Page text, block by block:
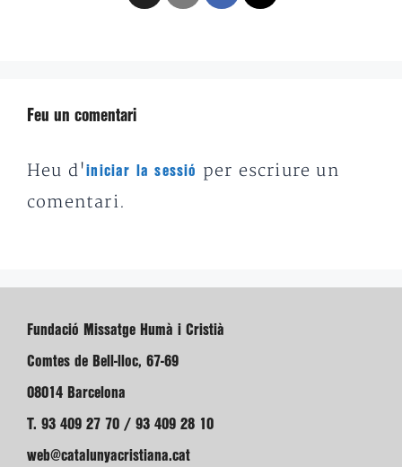
Feu un comentari
Heu d'iniciar la sessió
per escriure un
comentari.
Fundació Missatge Humà i Cristià
Comtes de Bell-lloc, 67-69
08014 Barcelona
T. 93 409 27 70 / 93 409 28 10
web@catalunyacristiana.cat